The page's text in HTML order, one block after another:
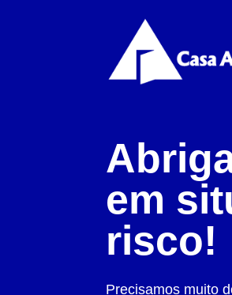
em
risco!
Precisamos muito